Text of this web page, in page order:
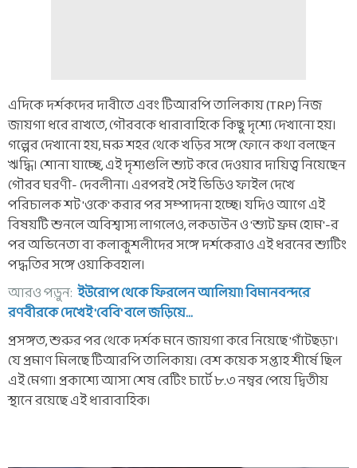
এদিকে দর্শকদের দাবীতে এবং টিআরপি তালিকায় (TRP) নিজ
জায়গা ধরে রাখতে, গৌরবকে ধারাবাহিকে কিছু দৃশ্যে দেখানো হয়।
গল্পের দেখানো হয়, মরু শহর থেকে খড়ির সঙ্গে ফোনে কথা বলছেন
ঋদ্ধি। শোনা যাচ্ছে, এই দৃশ্যগুলি শ্যুট করে দেওয়ার দায়িত্ব নিয়েছেন
গৌরব ঘরণী- দেবলীনা। এরপরই সেই ভিডিও ফাইল দেখে
পরিচালক শট 'ওকে' করার পর সম্পাদনা হচ্ছে। যদিও আগে এই
বিষয়টি শুনলে অবিশ্বাস্য লাগলেও, লকডাউন ও 'শ্যুট ফ্রম হোম'-র
পর অভিনেতা বা কলাকুশলীদের সঙ্গে দর্শকেরাও এই ধরনের শ্যুটিং
পদ্ধতির সঙ্গে ওয়াকিবহাল।
আরও পড়ুন: ইউরোপ থেকে ফিরলেন আলিয়া! বিমানবন্দরে
রণবীরকে দেখেই 'বেবি' বলে জড়িয়ে...
প্রসঙ্গত, শুরুর পর থেকে দর্শক মনে জায়গা করে নিয়েছে 'গাঁটছড়া'।
যে প্রমাণ মিলছে টিআরপি তালিকায়। বেশ কয়েক সপ্তাহ শীর্ষে ছিল
এই মেগা। প্রকাশ্যে আসা শেষ রেটিং চার্টে ৮.৩ নম্বর পেয়ে দ্বিতীয়
স্থানে রয়েছে এই ধারাবাহিক।